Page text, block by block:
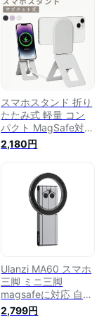
セサリー Phone
14/13/12また他の
Androidスマホに対
応 磁気リング付き
スマホスタンド 折り
たたみ式 軽量 コン
パクト MagSafe対応
スマホホルダー 多角
度調整 三脚 スマホ
付き 自撮り 三脚 ス
マホ用 持ち運び便利
ドラマ鑑賞 スタンド
手ぶら スマホ 360度
回転 スマホスタンド
マグネット 折りたた
気吸着
2,180円
Ulanzi MA60 スマホ
三脚 ミニ三脚
magsafeに対応 自撮
り棒 スマホスタンド
ミニ携帯スタンド 携
2,799円